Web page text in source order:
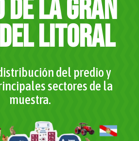
La Gran
del Litoral
del predio y
sectores de la
muestra.